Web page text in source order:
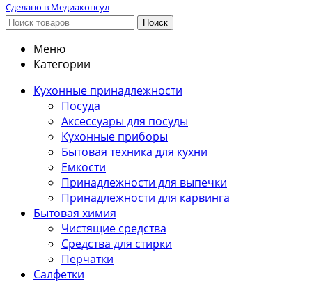
Сделано в Медиаконсул
Поиск
Меню
Категории
Кухонные принадлежности
Посуда
Аксессуары для посуды
Кухонные приборы
Бытовая техника для кухни
Емкости
Принадлежности для выпечки
Принадлежности для карвинга
Бытовая химия
Чистящие средства
Средства для стирки
Перчатки
Салфетки